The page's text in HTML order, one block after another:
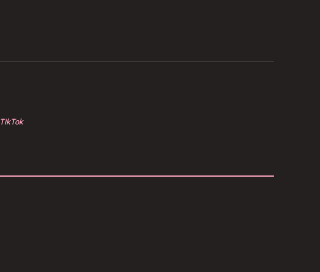
TikTok